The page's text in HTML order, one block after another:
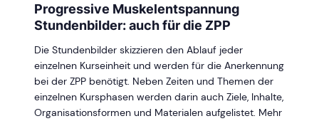
Progressive Muskelentspannung
Stundenbilder: auch für die ZPP
Die Stundenbilder skizzieren den Ablauf jeder
einzelnen Kurseinheit und werden für die Anerkennung
bei der ZPP benötigt. Neben Zeiten und Themen der
einzelnen Kursphasen werden darin auch Ziele, Inhalte,
Organisationsformen und Materialen aufgelistet. Mehr